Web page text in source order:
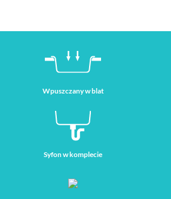
Wpuszczany w blat
Syfon w komplecie